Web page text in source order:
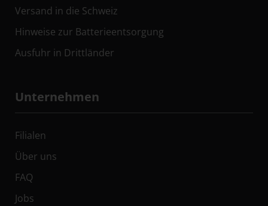
Versand in die Schweiz
Hinweise zur Batterieentsorgung
Ausfuhr in Drittländer
Unternehmen
Filialen
Über uns
FAQ
Jobs